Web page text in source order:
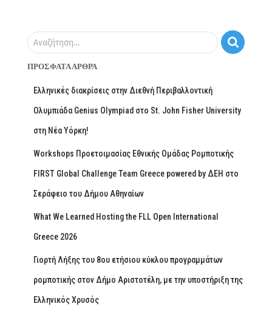
Αναζήτηση…
ΠΡΌΣΦΑΤΑ ΆΡΘΡΑ
Ελληνικές διακρίσεις στην Διεθνή Περιβαλλοντική
Ολυμπιάδα Genius Olympiad στο St. John Fisher University
στη Νέα Υόρκη!
Workshops Προετοιμασίας Εθνικής Ομάδας Ρομποτικής
FIRST Global Challenge Team Greece powered by ΔΕΗ στο
Σεράφειο του Δήμου Αθηναίων
What We Learned Hosting the FLL Open International
Greece 2026
Γιορτή Λήξης του 8ου ετήσιου κύκλου προγραμμάτων
ρομποτικής στον Δήμο Αριστοτέλη, με την υποστήριξη της
Ελληνικός Χρυσός